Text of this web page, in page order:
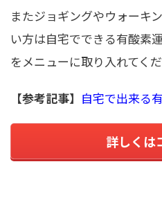
またジョギングやウォーキ
い方は自宅でできる有酸素
をメニューに取り入れてくだ
【参考記事】 自宅で出来る
詳しくは